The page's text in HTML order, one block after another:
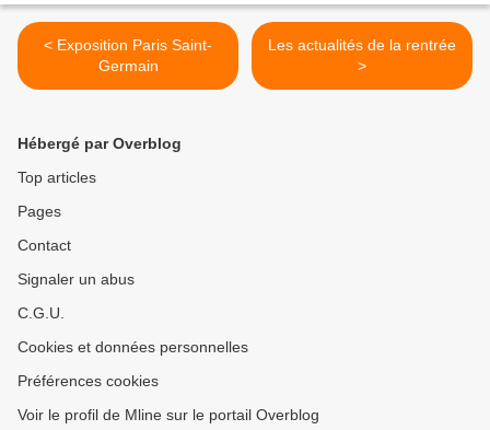
< Exposition Paris Saint-
Germain
Les actualités de la rentrée
>
Hébergé par Overblog
Top articles
Pages
Contact
Signaler un abus
C.G.U.
Cookies et données personnelles
Préférences cookies
Voir le profil de Mline sur le portail Overblog